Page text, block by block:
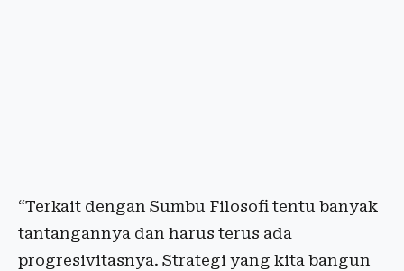
“Terkait dengan Sumbu Filosofi tentu banyak
tantangannya dan harus terus ada
progresivitasnya. Strategi yang kita bangun